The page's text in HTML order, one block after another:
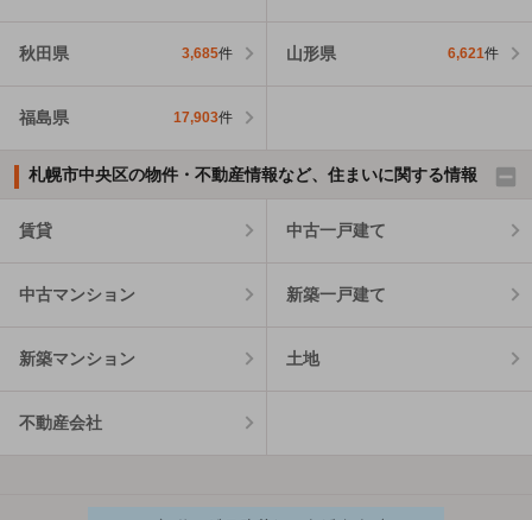
秋田県 3,685件 山形県 6,621件
福島県 17,903件
札幌市中央区の物件・不動産情報など、住まいに関する情報
賃貸 中古一戸建て
中古マンション 新築一戸建て
新築マンション 土地
不動産会社